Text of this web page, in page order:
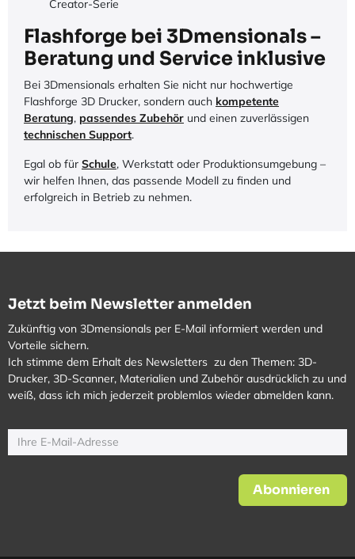
Creator-Serie
Flashforge bei 3Dmensionals –
Beratung und Service inklusive
Bei 3Dmensionals erhalten Sie nicht nur hochwertige
Flashforge 3D Drucker, sondern auch kompetente
Beratung, passendes Zubehör und einen zuverlässigen
technischen Support.
Egal ob für Schule, Werkstatt oder Produktionsumgebung –
wir helfen Ihnen, das passende Modell zu finden und
erfolgreich in Betrieb zu nehmen.
Jetzt beim Newsletter anmelden
Zukünftig von 3Dmensionals per E-Mail informiert werden und
Vorteile sichern.
Ich stimme dem Erhalt des Newsletters zu den Themen: 3D-
Drucker, 3D-Scanner, Materialien und Zubehör ausdrücklich zu und
weiß, dass ich mich jederzeit problemlos wieder abmelden kann.
Abonnieren